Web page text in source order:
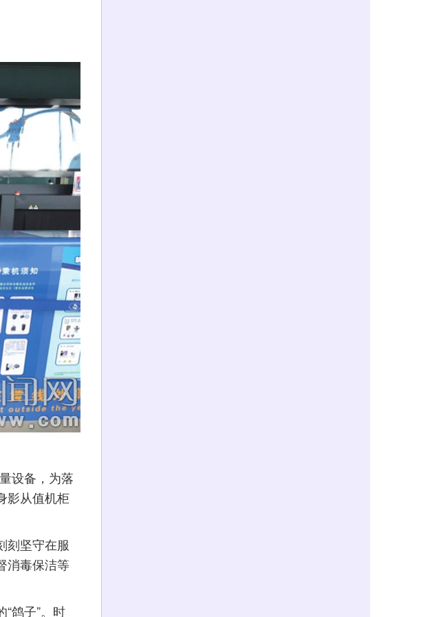
设备，为落
影从值机柜
坚守在服
消毒保洁等
鸽子”。时